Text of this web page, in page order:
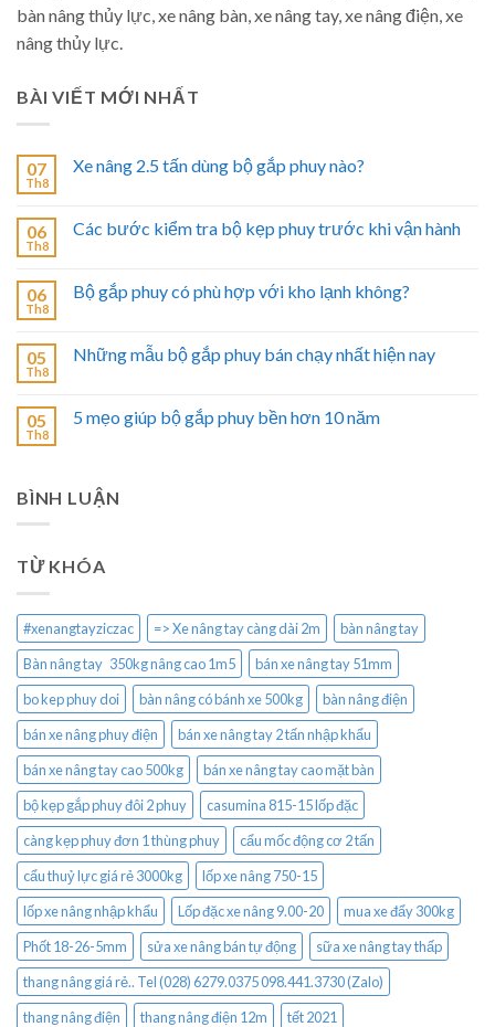
bàn nâng thủy lực, xe nâng bàn, xe nâng tay, xe nâng điện, xe
nâng thủy lực.
BÀI VIẾT MỚI NHẤT
07
Th8
Xe nâng 2.5 tấn dùng bộ gắp phuy nào?
06
Th8
Các bước kiểm tra bộ kẹp phuy trước khi vận hành
06
Th8
Bộ gắp phuy có phù hợp với kho lạnh không?
05
Th8
Những mẫu bộ gắp phuy bán chạy nhất hiện nay
05
Th8
5 mẹo giúp bộ gắp phuy bền hơn 10 năm
BÌNH LUẬN
TỪ KHÓA
#xenangtayziczac => Xe nâng tay càng dài 2m
bàn nâng tay
Bàn nâng tay 350kg nâng cao 1m5
bán xe nâng tay 51mm
bo kep phuy doi
bàn nâng có bánh xe 500kg
bàn nâng điện
bán xe nâng phuy điện
bán xe nâng tay 2 tấn nhập khẩu
bán xe nâng tay cao 500kg
bán xe nâng tay cao mặt bàn
bộ kẹp gắp phuy đôi 2 phuy
casumina 815-15 lốp đặc
càng kẹp phuy đơn 1 thùng phuy
cẩu mốc động cơ 2 tấn
cẩu thuỷ lực giá rẻ 3000kg
lốp xe nâng 750-15
lốp xe nâng nhập khẩu
Lốp đặc xe nâng 9.00-20
mua xe đẩy 300kg
Phốt 18-26-5mm
sửa xe nâng bán tự động
sữa xe nâng tay thấp
thang nâng giá rẻ.. Tel (028) 6279.0375 098.441.3730 (Zalo)
thang nâng điện
thang nâng điện 12m
tết 2021